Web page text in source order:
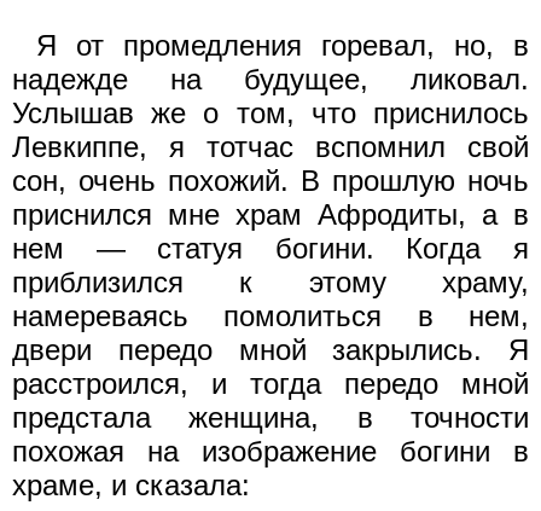
Я от промедления горевал, но, в
надежде на будущее, ликовал.
Услышав же о том, что приснилось
Левкиппе, я тотчас вспомнил свой
сон, очень похожий. В прошлую ночь
приснился мне храм Афродиты, а в
нем — статуя богини. Когда я
приблизился к этому храму,
намереваясь помолиться в нем,
двери передо мной закрылись. Я
расстроился, и тогда передо мной
предстала женщина, в точности
похожая на изображение богини в
храме, и сказала: